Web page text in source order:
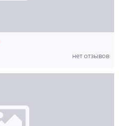
нет отзывов